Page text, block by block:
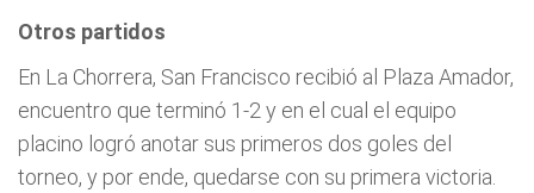
Otros partidos
En La Chorrera, San Francisco recibió al Plaza Amador,
encuentro que terminó 1-2 y en el cual el equipo
placino logró anotar sus primeros dos goles del
torneo, y por ende, quedarse con su primera victoria.